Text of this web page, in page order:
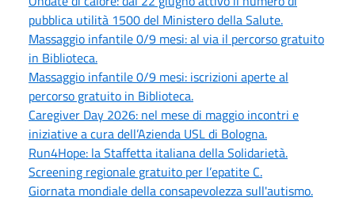
pubblica utilità 1500 del Ministero della Salute.
Massaggio infantile 0/9 mesi: al via il percorso gratuito
in Biblioteca.
Massaggio infantile 0/9 mesi: iscrizioni aperte al
percorso gratuito in Biblioteca.
Caregiver Day 2026: nel mese di maggio incontri e
iniziative a cura dell’Azienda USL di Bologna.
Run4Hope: la Staffetta italiana della Solidarietà.
Screening regionale gratuito per l’epatite C.
Giornata mondiale della consapevolezza sull'autismo.